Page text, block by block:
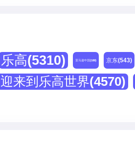
乐高(5310) 亚马逊中国(188) 京东(543)
来到乐高世界(4570)